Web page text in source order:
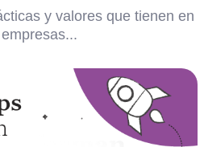
y valores que tienen en